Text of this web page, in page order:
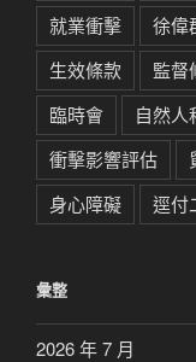
就業衝擊
徐偉
生效條款
監督
臨時會
自然人
衝擊影響評估
身心障礙
逕付
彙整
2026 年 7 月